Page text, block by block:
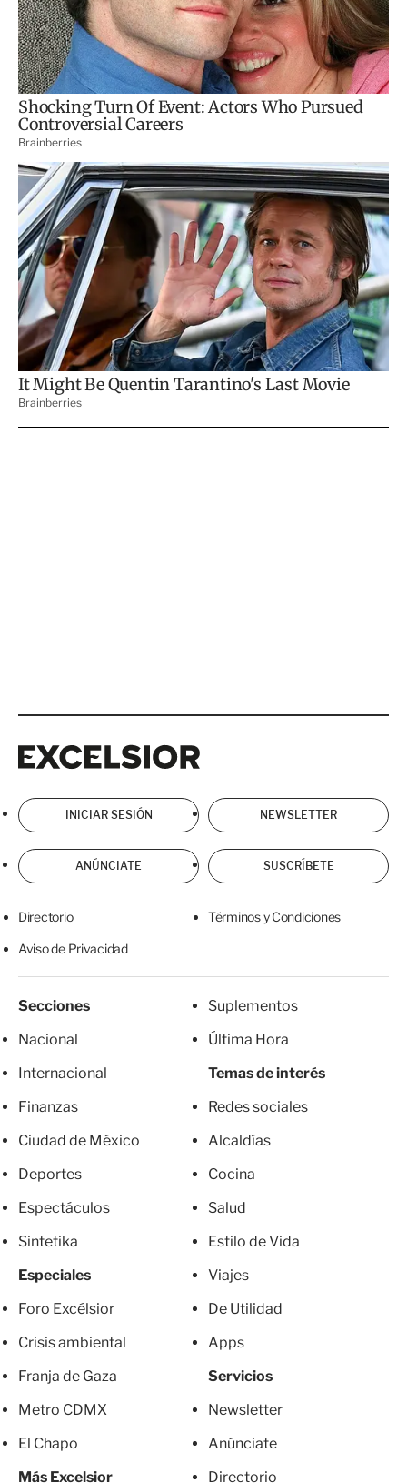
INICIAR SESIÓN NEWSLETTER
ANÚNCIATE SUSCRÍBETE
Directorio Términos y Condiciones
Aviso de Privacidad
Secciones
Nacional
Internacional
Finanzas
Ciudad de México
Deportes
Espectáculos
Sintetika
Especiales
Foro Excélsior
Crisis ambiental
Franja de Gaza
Metro CDMX
El Chapo
Más Excelsior
Suplementos
Última Hora
Temas de interés
Redes sociales
Alcaldías
Cocina
Salud
Estilo de Vida
Viajes
De Utilidad
Apps
Servicios
Newsletter
Anúnciate
Directorio